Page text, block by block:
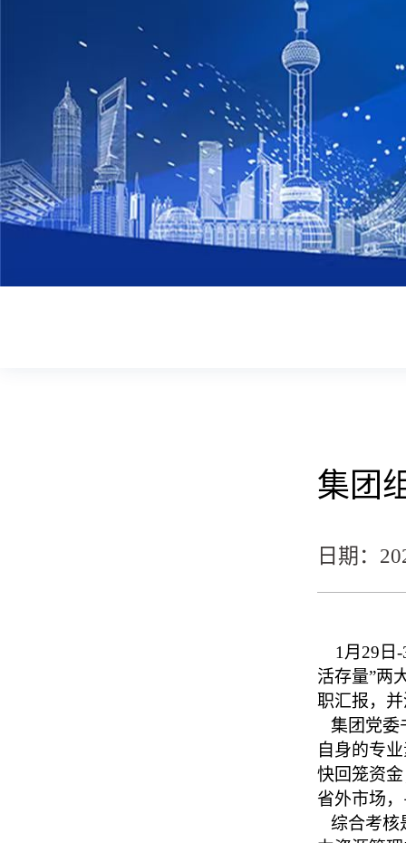
集团
日期：
1月29日-
活存量”两
职汇报，
集团党委
自身的专
快回笼资
省外市场
综合考核